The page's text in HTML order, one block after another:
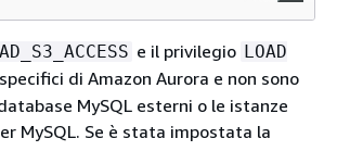
e il privilegio LOAD
di Amazon Aurora e non sono
MySQL esterni o le istanze
MySQL. Se è stata impostata la